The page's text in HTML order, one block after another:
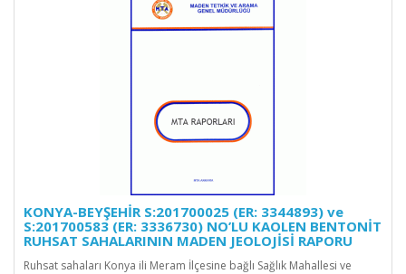
KONYA-BEYŞEHİR S:201700025 (ER: 3344893) ve
S:201700583 (ER: 3336730) NO’LU KAOLEN BENTONİT
RUHSAT SAHALARININ MADEN JEOLOJİSİ RAPORU
Ruhsat sahaları Konya ili Meram İlçesine bağlı Sağlık Mahallesi ve